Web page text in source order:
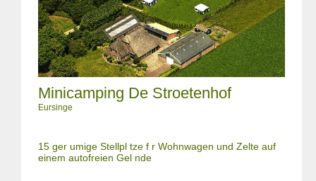
Minicamping De Stroetenhof
Eursinge
15 ger umige Stellpl tze f r Wohnwagen und Zelte auf
einem autofreien Gel nde